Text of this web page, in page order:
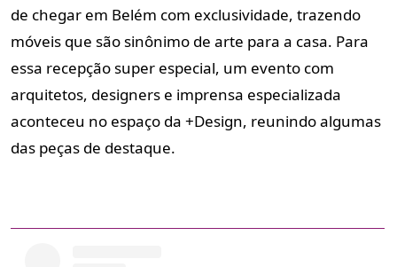
de chegar em Belém com exclusividade, trazendo
móveis que são sinônimo de arte para a casa. Para
essa recepção super especial, um evento com
arquitetos, designers e imprensa especializada
aconteceu no espaço da +Design, reunindo algumas
das peças de destaque.